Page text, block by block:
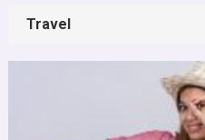
Travel